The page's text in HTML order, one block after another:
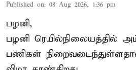
Published on: 08 Aug 2026, 1:36 pm
பழனி,
பழனி ரெயில்நிலையத்தில்
பணிகள்